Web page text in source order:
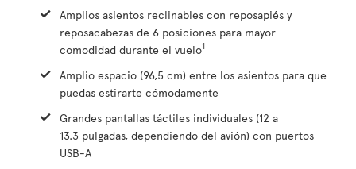
Amplios asientos reclinables con reposapiés y
reposacabezas de 6 posiciones para mayor
comodidad durante el vuelo1
Amplio espacio (96,5 cm) entre los asientos para que
puedas estirarte cómodamente
Grandes pantallas táctiles individuales (12 a
13.3 pulgadas, dependiendo del avión) con puertos
USB-A